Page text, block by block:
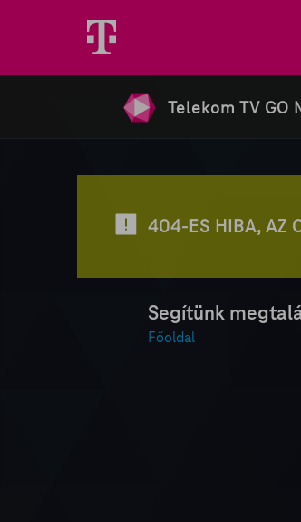
Telekom TV GO
404-ES HIBA, AZ
Segítünk
Főoldal